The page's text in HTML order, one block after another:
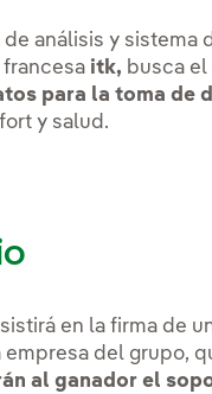
de análisis y
itk, busca
para la toma de
y salud.
en la firma de
empresa del grupo,
al ganador el